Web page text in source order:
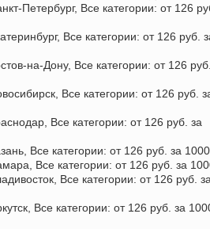
Петербург, Все категории: от 126
Все категории: от 126 руб.
на-Дону, Все категории: от 126
Все категории: от 126 руб.
Все категории: от 126 руб. за
Все категории: от 126 руб. за 1000
Все категории: от 126 руб. за
Все категории: от 126 руб.
Все категории: от 126 руб. за